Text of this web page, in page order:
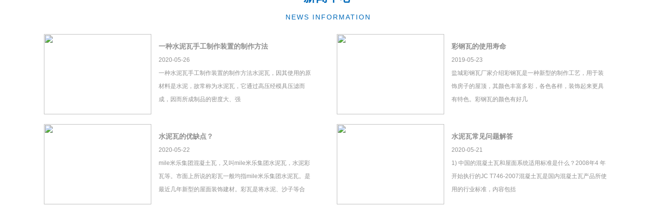
NEWS INFORMATION
一种水泥瓦手工制作装置的制作方法
2020-05-26
一种水泥瓦手工制作装置的制作方法水泥瓦，因其使用的原
材料是水泥，故常称为水泥瓦，它通过高压经模具压滤而
成，因而所成制品的密度大、强
彩钢瓦的使用寿命
2019-05-23
盐城彩钢瓦厂家介绍彩钢瓦是一种新型的制作工艺，用于装
饰房子的屋顶，其颜色丰富多彩，各色各样，装饰起来更具
有特色。彩钢瓦的颜色有好几
水泥瓦的优缺点？
2020-05-22
mile米乐集团混凝土瓦，又叫mile米乐集团水泥瓦，水泥彩
瓦等。市面上所说的彩瓦一般均指mile米乐集团水泥瓦。是
最近几年新型的屋面装饰建材。彩瓦是将水泥、沙子等合
水泥瓦常见问题解答
2020-05-21
1) 中国的混凝土瓦和屋面系统适用标准是什么？2008年4 年
开始执行的JC T746-2007混凝土瓦是国内混凝土瓦产品所使
用的行业标准，内容包括